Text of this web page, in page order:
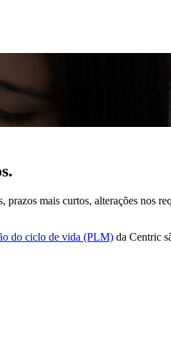
mais curtos, alterações nos
do ciclo de vida (PLM) da Centric